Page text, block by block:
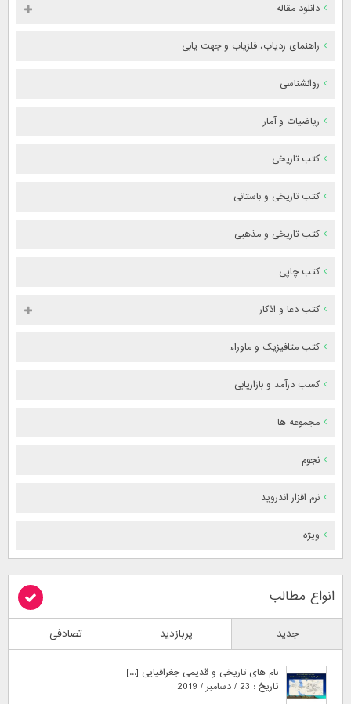
دانلود مقاله
راهنمای ردیاب، فلزیاب و جهت یابی
روانشناسی
ریاضیات و آمار
کتب تاریخی
کتب تاریخی و باستانی
کتب تاریخی و مذهبی
کتب چاپی
کتب دعا و اذکار
کتب متافیزیک و ماوراء
کسب درآمد و بازاریابی
مجموعه ها
نجوم
نرم افزار اندروید
ویژه
انواع مطالب
جدید پربازدید تصادفی
نام های تاریخی و قدیمی جغرافیایی [...]
تاریخ : 23 / دسامبر / 2019